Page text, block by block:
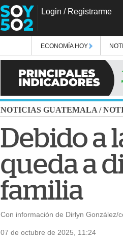
Login / Registrarme
ECONOMÍA HOY
NOTICIAS GUATEMALA /
Debido a
queda a
familia
Con información de Dirlyn González/
07 de octubre de 2025, 11:24